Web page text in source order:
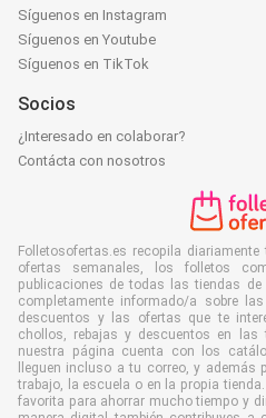
Síguenos en Instagram
Síguenos en Youtube
Síguenos en TikTok
Socios
¿Interesado en colaborar?
Contácta con nosotros
Folletosofertas.es recopila
ofertas semanales, los folletos
publicaciones de todas las tiendas
completamente informado/a sobre
descuentos y las ofertas que te
chollos, rebajas y descuentos en las
nuestra página cuenta con los
lleguen incluso a tu correo, y además
trabajo, la escuela o en la propia
favorita para ahorrar mucho tiempo y